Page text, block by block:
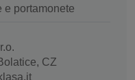
e portamonete
CZ